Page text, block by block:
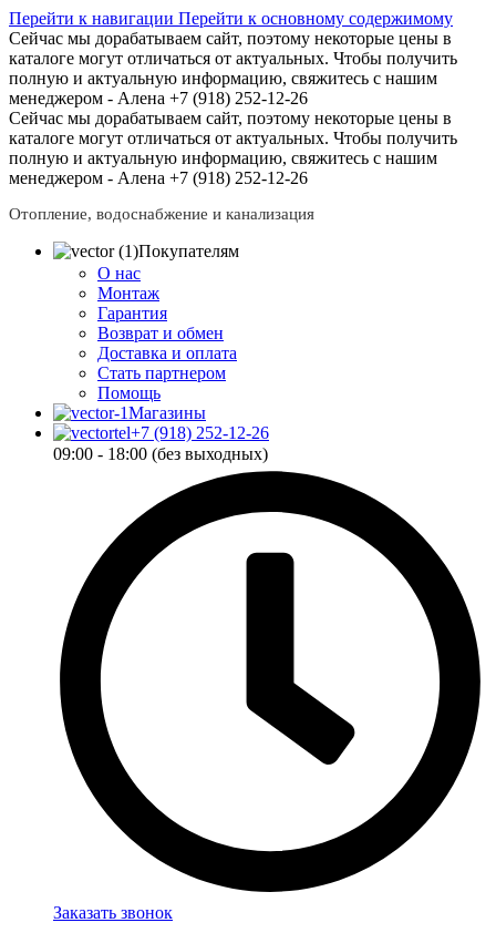
Перейти к навигации Перейти к основному содержимому
Сейчас мы дорабатываем сайт, поэтому некоторые цены в
каталоге могут отличаться от актуальных. Чтобы получить
полную и актуальную информацию, свяжитесь с нашим
менеджером - Алена +7 (918) 252-12-26
Сейчас мы дорабатываем сайт, поэтому некоторые цены в
каталоге могут отличаться от актуальных. Чтобы получить
полную и актуальную информацию, свяжитесь с нашим
менеджером - Алена +7 (918) 252-12-26
Отопление, водоснабжение и канализация
Покупателям
О нас
Монтаж
Гарантия
Возврат и обмен
Доставка и оплата
Стать партнером
Помощь
Магазины
+7 (918) 252-12-26
09:00 - 18:00 (без выходных)
Заказать звонок